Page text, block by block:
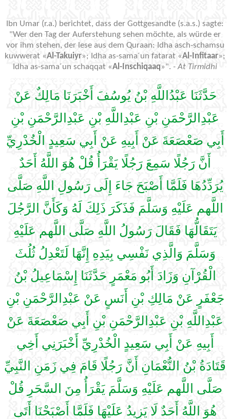
Ibn Umar (r.a.) berichtet, dass der Gottgesandte (s.a.s.) sagte:
"Wer den Tag der Auferstehung sehen möchte, als würde er
vor ihm stehen, der lese aus dem Quraan: Idha asch-schamsu
kuwwerat «Al-Takuiyr»; Idha as-sama´un fatarat «Al-Infitaar»;
Idha as-sama´un schaqqat «Al-Inschiqaaq»". - At Tirmidhi
حَدَّثَنَا عَبْدُاللَّهِ بْنُ يُوسُفَ أَخْبَرَنَا مَالِكٌ عَنْ
عَبْدِالرَّحْمَنِ بْنِ عَبْدِاللَّهِ بْنِ عَبْدِالرَّحْمَنِ بْنِ
أَبِي صَعْصَعَةَ عَنْ أَبِيهِ عَنْ أَبِي سَعِيدٍ الْخُدْرِيِّ
أَنَّ رَجُلًا سَمِعَ رَجُلًا يَقْرَأُ قُلْ هُوَ اللَّهُ أَحَدٌ
يُرَدِّدُهَا فَلَمَّا أَصْبَحَ جَاءَ إِلَى رَسُولِ اللَّهِ صَلَّى
اللَّهم عَلَيْهِ وَسَلَّمَ فَذَكَرَ ذَلِكَ لَهُ وَكَأَنَّ الرَّجُلَ
يَتَقَالُّهَا فَقَالَ رَسُولُ اللَّهِ صَلَّى اللَّهم عَلَيْهِ
وَسَلَّمَ وَالَّذِي نَفْسِي بِيَدِهِ إِنَّهَا لَتَعْدِلُ ثُلُثَ
الْقُرْآنِ وَزَادَ أَبُو مَعْمَرٍ حَدَّثَنَا إِسْمَاعِيلُ بْنُ
جَعْفَرٍ عَنْ مَالِكِ بْنِ أَنَسٍ عَنْ عَبْدِالرَّحْمَنِ بْنِ
عَبْدِاللَّهِ بْنِ عَبْدِالرَّحْمَنِ بْنِ أَبِي صَعْصَعَةَ عَنْ
أَبِيهِ عَنْ أَبِي سَعِيدٍ الْخُدْرِيِّ أَخْبَرَنِي أَخِي
قَتَادَةُ بْنُ النُّعْمَانِ أَنَّ رَجُلًا قَامَ فِي زَمَنِ النَّبِيِّ
صَلَّى اللَّهم عَلَيْهِ وَسَلَّمَ يَقْرَأُ مِنَ السَّحَرِ قُلْ
هُوَ اللَّهُ أَحَدٌ لَا يَزِيدُ عَلَيْهَا فَلَمَّا أَصْبَحْنَا أَتَى